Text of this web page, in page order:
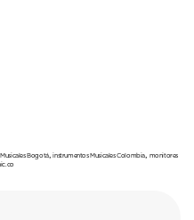
Bogotá,instrumentos Musicales Colombia
monitores